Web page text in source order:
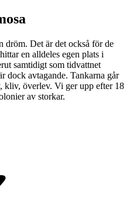
dröm. Det är det också för de
en alldeles egen plats i
samtidigt som tidvattnet
dock avtagande. Tankarna går
överlev. Vi ger upp efter 18
av storkar.